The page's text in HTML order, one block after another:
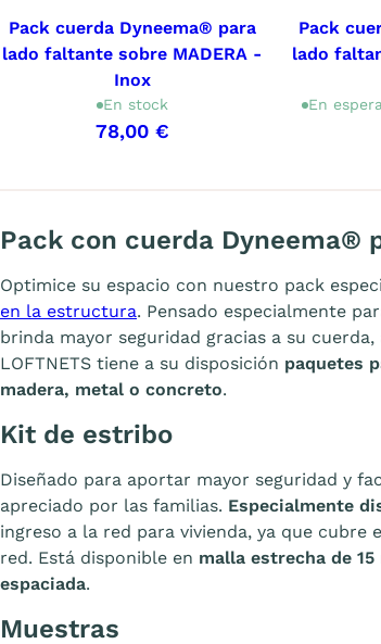
Pack cuerda Dyneema® para
lado faltante sobre MADERA -
Inox
En stock
78,00 €
Pack
lado
En
Pack con cuerda Dyneema®
Optimice su espacio con nuestro pack
en la estructura. Pensado especialmente
brinda mayor seguridad gracias a su
LOFTNETS tiene a su disposición paquetes
madera, metal o concreto.
Kit de estribo
Diseñado para aportar mayor seguridad y
apreciado por las familias. Especialmente
ingreso a la red para vivienda, ya que
red. Está disponible en malla estrecha de
espaciada.
Muestras